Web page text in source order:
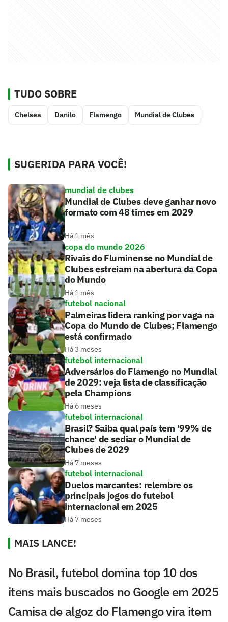
TUDO SOBRE
Chelsea Danilo Flamengo Mundial de Clubes
SUGERIDA PARA VOCÊ!
mundial de clubes
Mundial de Clubes deve ganhar novo
formato com 48 times em 2029
Há 1 mês
copa do mundo 2026
Rivais do Fluminense no Mundial de
Clubes estreiam na abertura da Copa
do Mundo
Há 1 mês
futebol nacional
Palmeiras lidera ranking por vaga na
Copa do Mundo de Clubes; Flamengo
está confirmado
Há 3 meses
futebol internacional
Adversários do Flamengo no Mundial
de 2029: veja lista de classificação
pela Champions
Há 6 meses
futebol internacional
Brasil? Saiba qual país tem '99% de
chance' de sediar o Mundial de
Clubes de 2029
Há 7 meses
futebol internacional
Duelos marcantes: relembre os
principais jogos do futebol
internacional em 2025
Há 7 meses
MAIS LANCE!
No Brasil, futebol domina top 10 dos
itens mais buscados no Google em 2025
Camisa de algoz do Flamengo vira item